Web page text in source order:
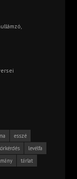
esszé
levélfa
tárlat